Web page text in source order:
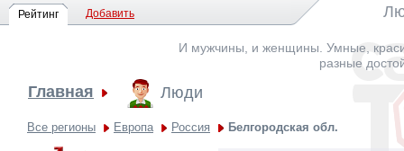
Рейтинг Добавить
И мужчины, и женщины. Умные,
разные
Главная Люди
Все регионы Европа Россия Белгородская обл.